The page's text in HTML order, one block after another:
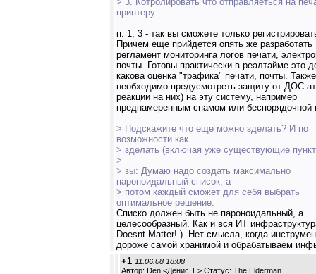
принтеру.
п. 1, 3 - так вы сможете только
Причем еще прийдется опять же разработать
регламент мониторинга логов печати,
почты. Готовы практически в реалтайме это
какова оценка "трафика" печати, почты. Также
необходимо предусмотреть защиту от ДОС
реакции на них) на эту систему, например
преднамеренным спамом или беспорядочной
> Подскажите что еще можно зделать? И по
возможности как
> зделать (включая уже существующие
>
> зы: Думаю надо создать максимально
пароноидальный список, а
> потом каждый сможет для себя выбрать
оптимальное решение.
Списко должен быть не пароноидальный, а
целесообразный. Как и вся ИТ
Doesnt Matter! ). Нет смысла, когда
дороже самой хранимой и обрабатываем
+1 11.06.08 18:08
Автор: Den <Денис Т.> Статус: The Elderman